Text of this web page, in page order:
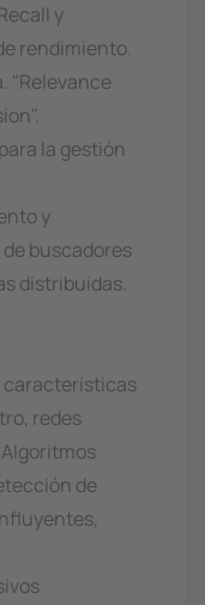
y
rendimiento.
"Relevance
la gestión
y
buscadores
distribuidas.
características
redes
de